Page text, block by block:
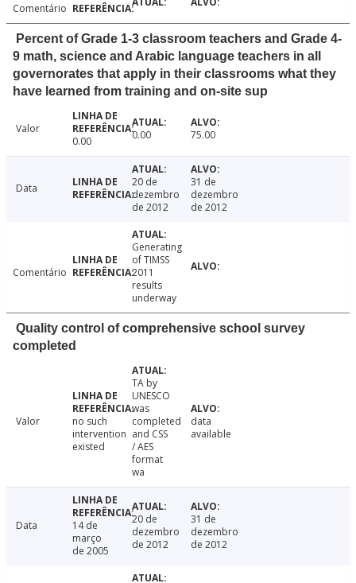
Comentário
Percent of Grade 1-3 classroom teachers and Grade 4-
9 math, science and Arabic language teachers in all
governorates that apply in their classrooms what they
have learned from training and on-site sup
Valor
0.00
0.00 75.00
Data
20 de
dezembro
de 2012
31 de
dezembro
de 2012
Comentário
Generating
of TIMSS
2011
results
underway
Quality control of comprehensive school survey
completed
Valor
no such
intervention
existed
TA by
UNESCO
was
completed
and CSS
/ AES
format
wa
data
available
Data
14 de
março
de 2005
20 de
dezembro
de 2012
31 de
dezembro
de 2012